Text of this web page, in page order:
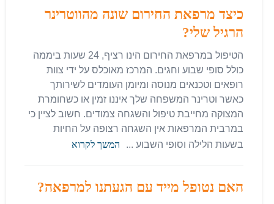
כיצד מרפאת החירום שונה מהווטרינר
הרגיל שלי?
הטיפול במרפאת החירום הינו רציף, 24 שעות ביממה
כולל סופי שבוע וחגים. המרכז מאוכלס על ידי צוות
רופאים וטכנאים מנוסה ומיומן העומדים לשירותך
כאשר וטרינר המשפחה שלך איננו זמין או כשחומרת
המצוקה מחייבת טיפול והשגחה צמודים. חשוב לציין כי
במרבית המרפאות אין השגחה רצופה על החיות
בשעות הלילה וסופי השבוע ...
המשך לקרוא
האם נטופל מייד עם הגעתנו למרפאה?